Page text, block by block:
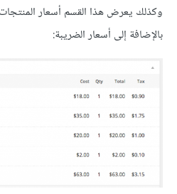
وكذلك يعرض هذا القسم أسعار المنتجات،
بالإضافة إلى أسعار الضريبة: